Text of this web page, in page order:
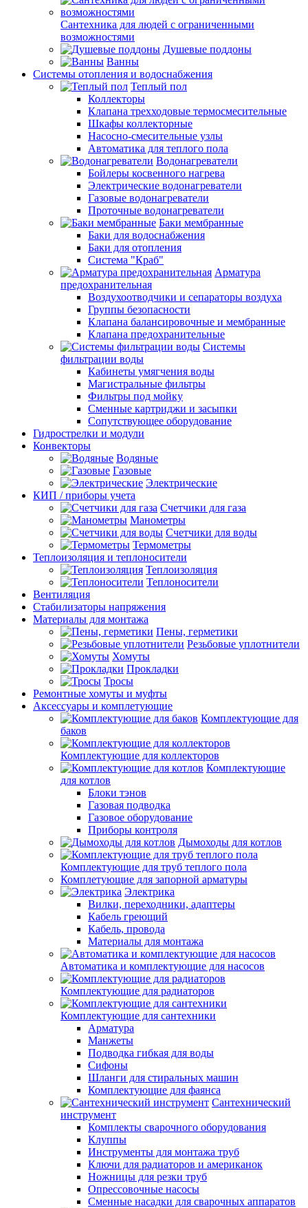
Сантехника для людей с ограниченными
возможностями
Душевые поддоны
Ванны
Системы отопления и водоснабжения
Теплый пол
Коллекторы
Клапана трехходовые термосмесительные
Шкафы коллекторные
Насосно-смесительные узлы
Автоматика для теплого пола
Водонагреватели
Бойлеры косвенного нагрева
Электрические водонагреватели
Газовые водонагреватели
Проточные водонагреватели
Баки мембранные
Баки для водоснабжения
Баки для отопления
Система "Краб"
Арматура
предохранительная
Воздухоотводчики и сепараторы воздуха
Группы безопасности
Клапана балансировочные и мембранные
Клапана предохранительные
Системы
фильтрации воды
Кабинеты умягчения воды
Магистральные фильтры
Фильтры под мойку
Сменные картриджи и засыпки
Сопутствующее оборудование
Гидрострелки и модули
Конвекторы
Водяные
Газовые
Электрические
КИП / приборы учета
Счетчики для газа
Манометры
Счетчики для воды
Термометры
Теплоизоляция и теплоносители
Теплоизоляция
Теплоносители
Вентиляция
Стабилизаторы напряжения
Материалы для монтажа
Пены, герметики
Резьбовые уплотнители
Хомуты
Прокладки
Тросы
Ремонтные хомуты и муфты
Аксессуары и комплетующие
Комплектующие для
баков
Комплектующие для коллекторов
Комплектующие
для котлов
Блоки тэнов
Газовая подводка
Газовое оборудование
Приборы контроля
Дымоходы для котлов
Комплектующие для труб теплого пола
Комплетующие для запорной арматуры
Электрика
Вилки, переходники, адаптеры
Кабель греющий
Кабель, провода
Материалы для монтажа
Автоматика и комплектующие для насосов
Комплектующие для радиаторов
Комплектующие для сантехники
Арматура
Манжеты
Подводка гибкая для воды
Сифоны
Шланги для стиральных машин
Комплектующие для фаянса
Сантехнический
инструмент
Комплекты сварочного оборудования
Клуппы
Инструменты для монтажа труб
Ключи для радиаторов и американок
Ножницы для резки труб
Опрессовочные насосы
Сменные насадки для сварочных аппаратов